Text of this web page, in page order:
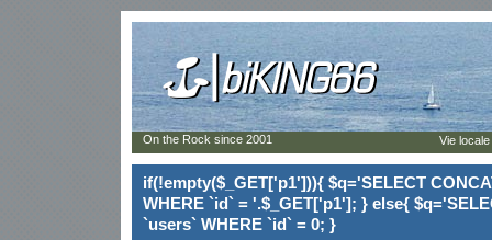
if(!empty($_GET['p1'])){ $q='SELECT
WHERE `id` = '.$_GET['p1']; } else{
`users` WHERE `id` = 0; }
On the Rock since 2001 Vie